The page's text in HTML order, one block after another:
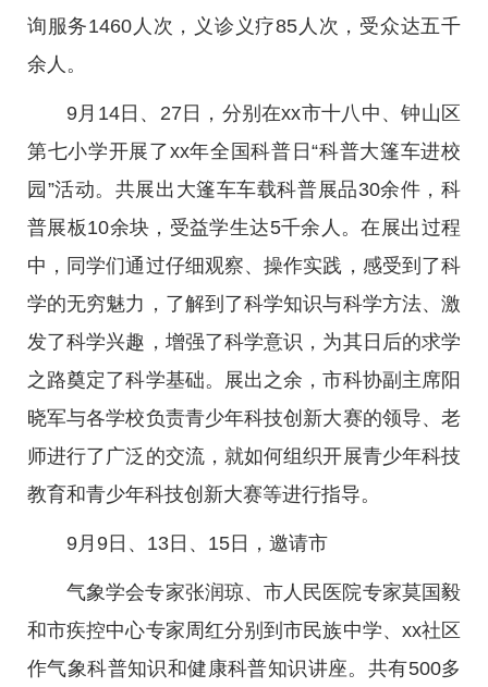
询服务1460人次，义诊义疗85人次，受众达五千
余人。
9月14日、27日，分别在xx市十八中、钟山区
第七小学开展了xx年全国科普日“科普大篷车进校
园”活动。共展出大篷车车载科普展品30余件，科
普展板10余块，受益学生达5千余人。在展出过程
中，同学们通过仔细观察、操作实践，感受到了科
学的无穷魅力，了解到了科学知识与科学方法、激
发了科学兴趣，增强了科学意识，为其日后的求学
之路奠定了科学基础。展出之余，市科协副主席阳
晓军与各学校负责青少年科技创新大赛的领导、老
师进行了广泛的交流，就如何组织开展青少年科技
教育和青少年科技创新大赛等进行指导。
9月9日、13日、15日，邀请市
气象学会专家张润琼、市人民医院专家莫国毅
和市疾控中心专家周红分别到市民族中学、xx社区
作气象科普知识和健康科普知识讲座。共有500多